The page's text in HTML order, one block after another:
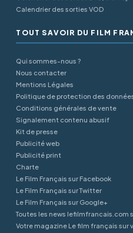
Calendrier des sorties VOD
TOUT SAVOIR DU FILM
Qui sommes-nous ?
Nous contacter
Mentions Légales
Politique de protection des
Conditions générales de vente
Signalement contenu abusif
Kit de presse
Publicité web
Publicité print
Charte
Le Film Français sur Facebook
Le Film Français sur Twitter
Le Film Français sur Google+
Toutes les news lefilmfrancais.com
Votre magazine Le film français sur